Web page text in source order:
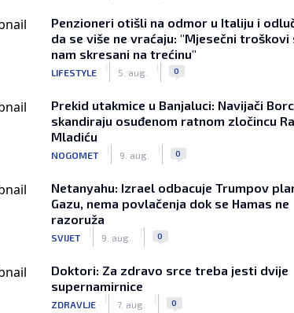
Penzioneri otišli na odmor u Italiju i
da se više ne vraćaju: "Mjesečni troškovi
nam skresani na trećinu"
LIFESTYLE
|
5. aug.
| 0
Prekid utakmice u Banjaluci: Navijači
skandiraju osuđenom ratnom zločincu
Mladiću
NOGOMET
|
9. aug.
| 0
Netanyahu: Izrael odbacuje Trumpov
Gazu, nema povlačenja dok se Hamas ne
razoruža
SVIJET
|
9. aug.
| 0
Doktori: Za zdravo srce treba jesti dvije
supernamirnice
ZDRAVLJE
|
7. aug.
| 0